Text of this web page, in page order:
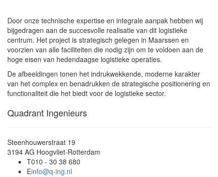
Door onze technische expertise en integrale aanpak hebben wij
bijgedragen aan de succesvolle realisatie van dit logistieke
centrum. Het project is strategisch gelegen in Maarssen en
voorzien van alle faciliteiten die nodig zijn om te voldoen aan de
hoge eisen van hedendaagse logistieke operaties.
De afbeeldingen tonen het indrukwekkende, moderne karakter
van het complex en benadrukken de strategische positionering en
functionaliteit die het biedt voor de logistieke sector.
Quadrant Ingenieurs
Steenhouwerstraat 19
3194 AG Hoogvliet-Rotterdam
T010 - 30 38 680
Einfo@q-ing.nl